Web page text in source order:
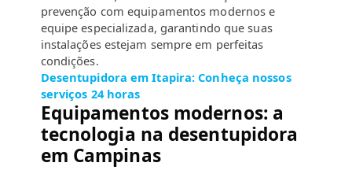
prevenção com equipamentos modernos e
equipe especializada, garantindo que suas
instalações estejam sempre em perfeitas
condições.
Desentupidora em Itapira: Conheça nossos
serviços 24 horas
Equipamentos modernos: a
tecnologia na desentupidora
em Campinas